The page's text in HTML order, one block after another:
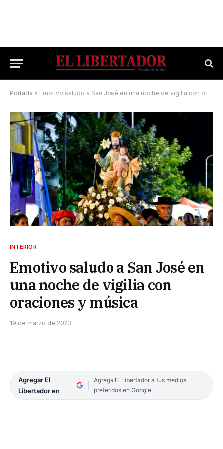
Portada » Emotivo saludo a San José en una noche de vigilia con oraciones y música
INTERIOR
Emotivo saludo a San José en
una noche de vigilia con
oraciones y música
19 de marzo de 2023
Agregar El
Libertador en
Agrega El Libertador a tus medios
preferidos en Google